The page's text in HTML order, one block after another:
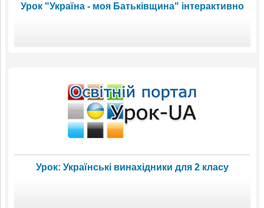
Урок "Україна - моя Батьківщина" інтерактивно
Урок: Українські винахідники для 2 класу